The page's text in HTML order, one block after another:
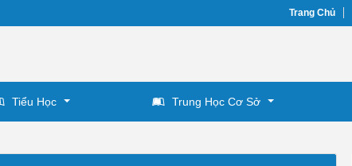
Trang Chủ
Tiểu Học Trung Học Cơ Sở